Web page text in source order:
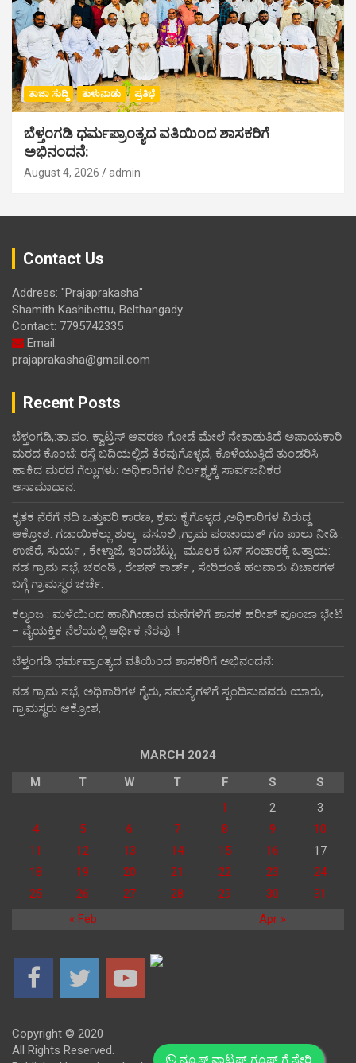
ತಾಜಾ ಸುದ್ದಿ ತುಳುನಾಡು ಪ್ರತಿಭೆ
ಬೆಳ್ತಂಗಡಿ ಧರ್ಮಪ್ರಾಂತ್ಯದ ವತಿಯಿಂದ ಶಾಸಕರಿಗೆ
ಅಭಿನಂದನೆ:
August 4, 2026 admin
Contact Us
Address: "Prajaprakasha"
Shamith Kashibettu, Belthangady
Contact: 7795742335
Email:
prajaprakasha@gmail.com
ನ್ಯೂಸ್ ವಾಟ್ಸಪ್ಪ್ ಗ್ರೂಪ್ ಗೆ ಸೇರಿ
Recent Posts
ಬೆಳ್ತಂಗಡಿ,:ತಾ.ಪಂ‌. ಕ್ವಾಟ್ರಸ್ ಆವರಣ ಗೋಡೆ ಮೇಲೆ ನೇತಾಡುತಿದೆ ಅಪಾಯಕಾರಿ
ಮರದ ಕೊಂಬೆ: ರಸ್ತೆ ಬದಿಯಲ್ಲಿದೆ ತೆರವುಗೊಳ್ಳದೆ, ಕೊಳೆಯುತ್ತಿದೆ ತುಂಡರಿಸಿ
ಹಾಕಿದ ಮರದ ಗೆಲ್ಲುಗಳು: ಅಧಿಕಾರಿಗಳ ನಿರ್ಲಕ್ಷ್ಯಕ್ಕೆ ಸಾರ್ವಜನಿಕರ
ಅಸಾಮಾಧಾನ:
ಕೃತಕ ನೆರೆಗೆ ನದಿ ಒತ್ತುವರಿ ಕಾರಣ, ಕ್ರಮ ಕೈಗೊಳ್ಳದ ,ಅಧಿಕಾರಿಗಳ ವಿರುದ್ದ
ಆಕ್ರೋಶ: ಗಡಾಯಿಕಲ್ಲು ಶುಲ್ಕ ವಸೂಲಿ ,ಗ್ರಾಮ ಪಂಚಾಯತ್ ಗೂ ಪಾಲು ನೀಡಿ :
ಉಜಿರೆ, ಸುರ್ಯ , ಕೇಳ್ತಾಜೆ, ಇಂದಬೆಟ್ಟು, ಮೂಲಕ ಬಸ್ ಸಂಚಾರಕ್ಕೆ ಒತ್ತಾಯ:
ನಡ ಗ್ರಾಮ ಸಭೆ, ಚರಂಡಿ , ರೇಶನ್ ಕಾರ್ಡ್ , ಸೇರಿದಂತೆ ಹಲವಾರು ವಿಚಾರಗಳ
ಬಗ್ಗೆ ಗ್ರಾಮಸ್ಥರ ಚರ್ಚೆ:
ಕಲ್ಮಂಜ : ಮಳೆಯಿಂದ ಹಾನಿಗೀಡಾದ ಮನೆಗಳಿಗೆ ಶಾಸಕ ಹರೀಶ್ ಪೂಂಜಾ ಭೇಟಿ
– ವೈಯಕ್ತಿಕ ನೆಲೆಯಲ್ಲಿ ಆರ್ಥಿಕ‌ ನೆರವು: !
ಬೆಳ್ತಂಗಡಿ ಧರ್ಮಪ್ರಾಂತ್ಯದ ವತಿಯಿಂದ ಶಾಸಕರಿಗೆ ಅಭಿನಂದನೆ:
ನಡ ಗ್ರಾಮ ಸಭೆ, ಅಧಿಕಾರಿಗಳ ಗೈರು, ಸಮಸ್ಯೆಗಳಿಗೆ ಸ್ಪಂದಿಸುವವರು ಯಾರು,
ಗ್ರಾಮಸ್ಥರು ಆಕ್ರೋಶ,
MARCH 2024
M
T W T F S S
« Feb Apr »
1 2
3
4
5 6 7 8 9
10
11
12 13 14 15 16
17
18
19 20 21 22 23
24
25
26 27 28 29 30 31
Copyright © 2020
All Rights Reserved.